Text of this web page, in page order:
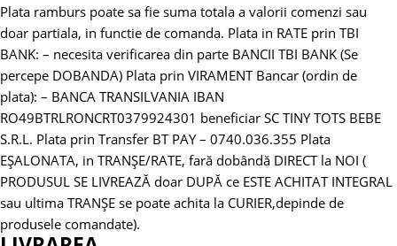
Plata ramburs poate sa fie suma totala a valorii comenzi sau
doar partiala, in functie de comanda. Plata in RATE prin TBI
BANK: – necesita verificarea din parte BANCII TBI BANK (Se
percepe DOBANDA) Plata prin VIRAMENT Bancar (ordin de
plata): – BANCA TRANSILVANIA IBAN
RO49BTRLRONCRT0379924301 beneficiar SC TINY TOTS BEBE
S.R.L. Plata prin Transfer BT PAY – 0740.036.355 Plata
EȘALONATA, in TRANȘE/RATE, fară dobândă DIRECT la NOI (
PRODUSUL SE LIVREAZĂ doar DUPĂ ce ESTE ACHITAT INTEGRAL
sau ultima TRANȘE se poate achita la CURIER,depinde de
produsele comandate).